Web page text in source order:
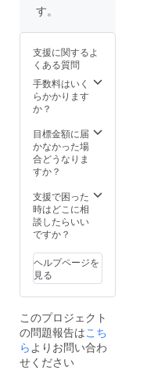
す。
支援に関するよ
くある質問
手数料はいく
らかかります
か？
目標金額に届
かなかった場
合どうなりま
すか？
支援で困った
時はどこに相
談したらいい
ですか？
ヘルプページを
見る
このプロジェクト
の問題報告はこち
ら よりお問い合わ
せください